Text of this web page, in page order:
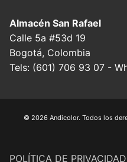
Almacén San Rafael
Calle 5a #53d 19
Bogotá, Colombia
Tels: (601) 706 93 07 -
© 2026 Andicolor. Todos los
POLÍTICA DE PRIVACIDAD